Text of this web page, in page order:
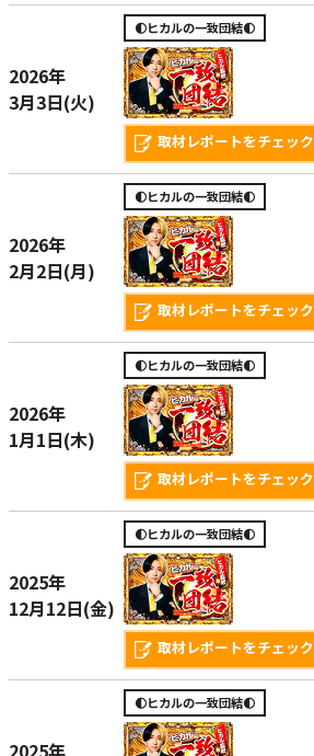
2026年
3月3日(火)
🌓ヒカルの一致団結🌓
取材レポートをチェック
2026年
2月2日(月)
🌓ヒカルの一致団結🌓
取材レポートをチェック
2026年
1月1日(木)
🌓ヒカルの一致団結🌓
取材レポートをチェック
2025年
12月12日(金)
🌓ヒカルの一致団結🌓
取材レポートをチェック
2025年
🌓ヒカルの一致団結🌓